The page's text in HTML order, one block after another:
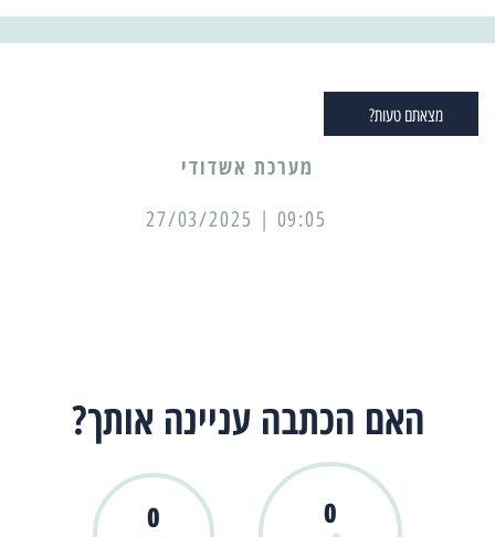
מצאתם טעות?
מערכת אשדודי
09:05 | 27/03/2025
האם הכתבה עניינה אותך?
0
0